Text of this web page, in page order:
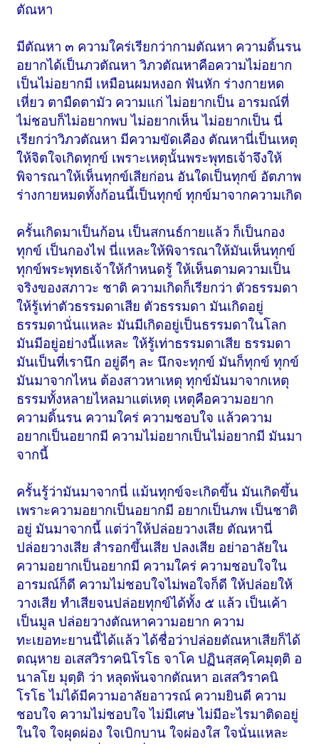
ตัณหา
มีตัณหา ๓ ความใคร่เรียกว่ากามตัณหา ความดิ้นรน
อยากได้เป็นภวตัณหา วิภวตัณหาคือความไม่อยาก
เป็นไม่อยากมี เหมือนผมหงอก ฟันหัก ร่างกายหด
เหี่ยว ตามืดตามัว ความแก่ ไม่อยากเป็น อารมณ์ที่
ไม่ชอบก็ไม่อยากพบ ไม่อยากเห็น ไม่อยากเป็น นี่
เรียกว่าวิภวตัณหา มีความขัดเคือง ตัณหานี่เป็นเหตุ
ให้จิตใจเกิดทุกข์ เพราะเหตุนั้นพระพุทธเจ้าจึงให้
พิจารณาให้เห็นทุกข์เสียก่อน อันใดเป็นทุกข์ อัตภาพ
ร่างกายหมดทั้งก้อนนี้เป็นทุกข์ ทุกข์มาจากความเกิด
ครั้นเกิดมาเป็นก้อน เป็นสกนธ์กายแล้ว ก็เป็นกอง
ทุกข์ เป็นกองไฟ นี่แหละให้พิจารณาให้มันเห็นทุกข์
ทุกข์พระพุทธเจ้าให้กำหนดรู้ ให้เห็นตามความเป็น
จริงของสภาวะ ชาติ ความเกิดก็เรียกว่า ตัวธรรมดา
ให้รู้เท่าตัวธรรมดาเสีย ตัวธรรมดา มันเกิดอยู่
ธรรมดานั่นแหละ มันมีเกิดอยู่เป็นธรรมดาในโลก
มันมีอยู่อย่างนี้แหละ ให้รู้เท่าธรรมดาเสีย ธรรมดา
มันเป็นที่เรานึก อยู่ดีๆ ละ นึกจะทุกข์ มันก็ทุกข์ ทุกข์
มันมาจากไหน ต้องสาวหาเหตุ ทุกข์มันมาจากเหตุ
ธรรมทั้งหลายไหลมาแต่เหตุ เหตุคือความอยาก
ความดิ้นรน ความใคร่ ความชอบใจ แล้วความ
อยากเป็นอยากมี ความไม่อยากเป็นไม่อยากมี มันมา
จากนี้
ครั้นรู้ว่ามันมาจากนี่ แม้นทุกข์จะเกิดขึ้น มันเกิดขึ้น
เพราะความอยากเป็นอยากมี อยากเป็นภพ เป็นชาติ
อยู่ มันมาจากนี้ แต่ว่าให้ปล่อยวางเสีย ตัณหานี่
ปล่อยวางเสีย สำรอกขึ้นเสีย ปลงเสีย อย่าอาลัยใน
ความอยากเป็นอยากมี ความใคร่ ความชอบใจใน
อารมณ์ก็ดี ความไม่ชอบใจไม่พอใจก็ดี ให้ปล่อยให้
วางเสีย ทำเสียจนปล่อยทุกข์ได้ทั้ง ๕ แล้ว เป็นเค้า
เป็นมูล ปล่อยวางตัณหาความอยาก ความ
ทะเยอทะยานนี้ได้แล้ว ได้ชื่อว่าปล่อยตัณหาเสียก็ได้
ตณฺหาย อเสสวิราคนิโรโธ จาโค ปฏินสฺสคฺโคมุตฺติ อ
นาลโย มุตฺติ ว่า หลุดพ้นจากตัณหา อเสสวิราคนิ
โรโธ ไม่ได้มีความอาลัยอาวรณ์ ความยินดี ความ
ชอบใจ ความไม่ชอบใจ ไม่มีเศษ ไม่มีอะไรมาติดอยู่
ในใจ ใจผุดผ่อง ใจเบิกบาน ใจผ่องใส ใจนั่นแหละ